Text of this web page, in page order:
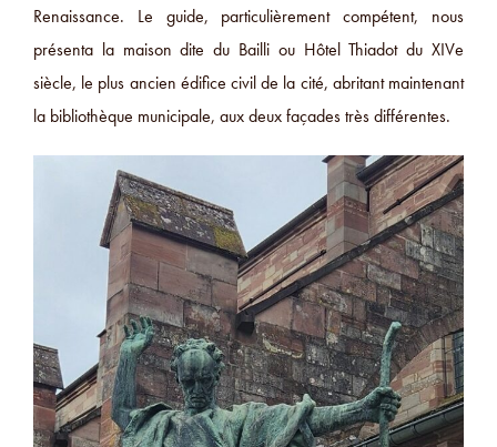
Renaissance. Le guide, particulièrement compétent, nous
présenta la maison dite du Bailli ou Hôtel Thiadot du XIVe
siècle, le plus ancien édifice civil de la cité, abritant maintenant
la bibliothèque municipale, aux deux façades très différentes.